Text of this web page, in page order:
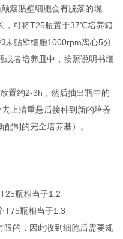
簸贴壁细胞会有脱落的现
，可将T25瓶置于37℃培养箱
未贴壁细胞1000rpm离心5分
或者培养皿中，按照说明书细
置约2-3h，然后抽出瓶中的
上清重悬后接种到新的培养
制的完全培养基）。
瓶相当于1:2
T75瓶相当于1:3
限的，因此收到细胞后需要规